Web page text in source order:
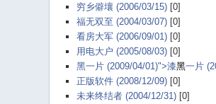
穷乡僻壤 (2006/03/15)[0]
福无双至 (2004/03/07)[0]
看房大军 (2006/09/01)[0]
用电大户 (2005/08/03)[0]
黑一片 (2009/04/01)">漆黑一片
正版软件 (2008/12/09)[0]
未来终结者 (2004/12/31)[0]